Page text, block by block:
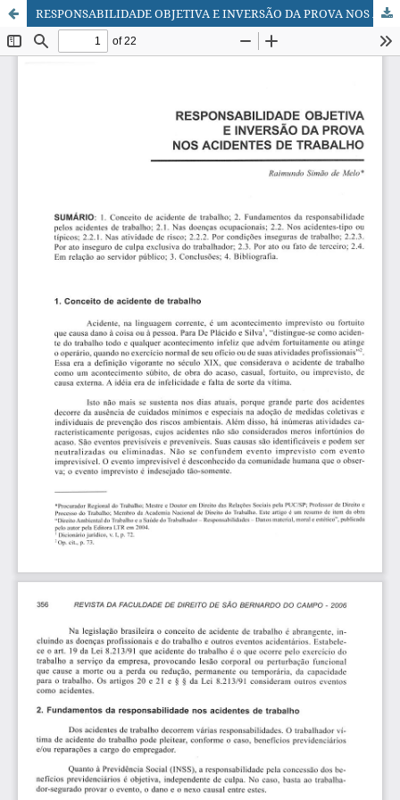
RESPONSABILIDADE OBJETIVA E INVERSÃO DA PROVA NOS ACIDENTES DE TRABALHO